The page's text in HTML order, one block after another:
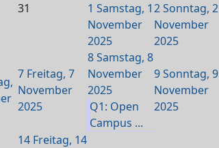
31 1 Samstag, 1
November
2025
2Sonntag, 2
November
2025
7 Freitag, 7
November
2025
8Samstag, 8
November
2025
Q1: Open
Campus ...
9Sonntag, 9
November
2025
14 Freitag, 14